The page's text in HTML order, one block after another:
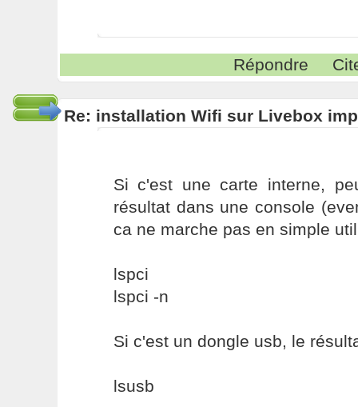
Répondre
Re: installation Wifi sur Livebox
Si c'est une carte interne,
résultat dans une console
ca ne marche pas en simple
lspci
lspci -n
Si c'est un dongle usb, le
lsusb